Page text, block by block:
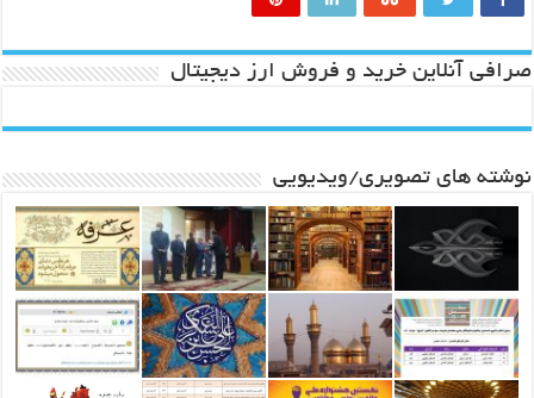
صرافی آنلاین خرید و فروش ارز دیجیتال
نوشته های تصویری/ویدیویی